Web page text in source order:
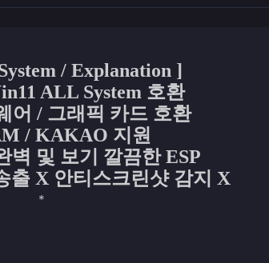
/ Explanation ]
ALL System 호환
어 / 그래픽 카드 호환
/ KAKAO 지원
벽 및 보기 깔끔한 ESP
출 X 안티스크린샷 감지 X
*